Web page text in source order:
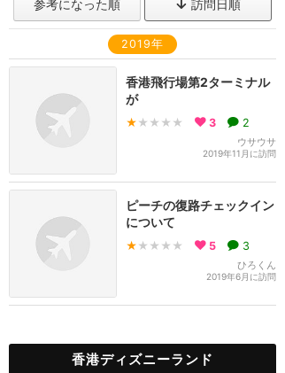
参考になった順 訪問日順
2019年
香港飛行場第2ターミナル
が
★ ★★★★ 3 2
ウサウサ
2019年11月に訪問
ピーチの復路チェックイン
について
★ ★★★★ 5 3
ひろくん
2019年6月に訪問
香港ディズニーランド